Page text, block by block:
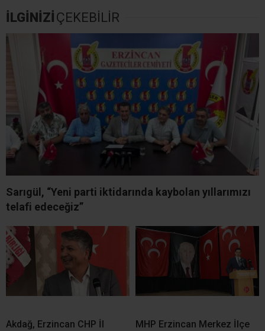
İLGİNİZİ ÇEKEBİLİR
Sarıgül, “Yeni parti iktidarında kaybolan yıllarımızı
telafi edeceğiz”
Akdağ, Erzincan CHP İl
MHP Erzincan Merkez İlçe